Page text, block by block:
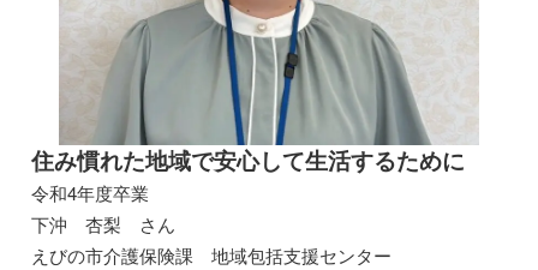
住み慣れた地域で安心して生活するために
令和4年度卒業
下沖 杏梨 さん
えびの市介護保険課 地域包括支援センター